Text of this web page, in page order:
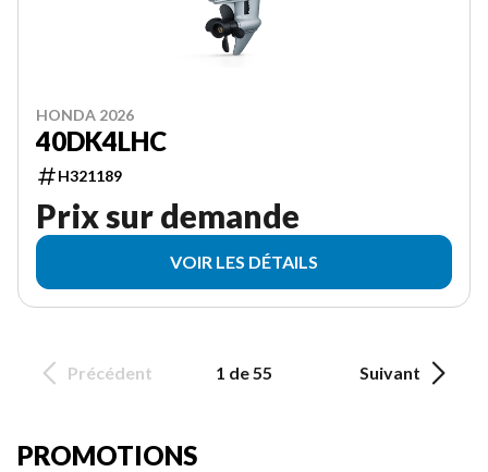
HONDA 2026
40DK4LHC
H321189
Prix sur demande
VOIR LES DÉTAILS
Précédent 1 de 55 Suivant
PROMOTIONS